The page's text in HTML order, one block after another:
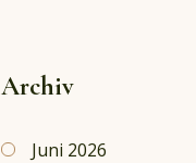
Archiv
Juni 2026